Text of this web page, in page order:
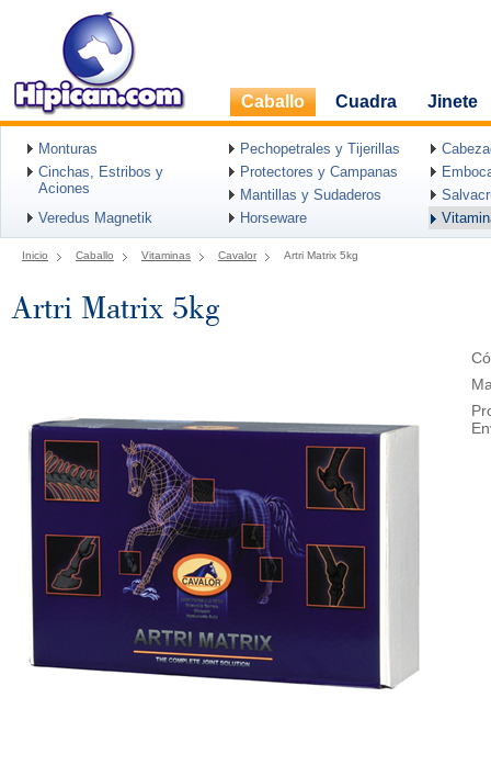
Caballo Cuadra Jinete
Monturas Pechopetrales y Tijerillas
Cinchas, Estribos y
Aciones
Protectores y Campanas
Mantillas y Sudaderos
Veredus Magnetik
Horseware
Inicio Caballo Vitaminas Cavalor Artri Matrix 5kg
Artri Matrix 5kg